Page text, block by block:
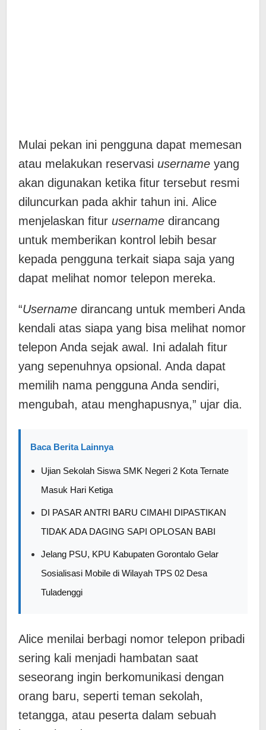
Mulai pekan ini pengguna dapat memesan
atau melakukan reservasi username yang
akan digunakan ketika fitur tersebut resmi
diluncurkan pada akhir tahun ini. Alice
menjelaskan fitur username dirancang
untuk memberikan kontrol lebih besar
kepada pengguna terkait siapa saja yang
dapat melihat nomor telepon mereka.
“Username dirancang untuk memberi Anda
kendali atas siapa yang bisa melihat nomor
telepon Anda sejak awal. Ini adalah fitur
yang sepenuhnya opsional. Anda dapat
memilih nama pengguna Anda sendiri,
mengubah, atau menghapusnya,” ujar dia.
Baca Berita Lainnya
Ujian Sekolah Siswa SMK Negeri 2 Kota Ternate
Masuk Hari Ketiga
DI PASAR ANTRI BARU CIMAHI DIPASTIKAN
TIDAK ADA DAGING SAPI OPLOSAN BABI
Jelang PSU, KPU Kabupaten Gorontalo Gelar
Sosialisasi Mobile di Wilayah TPS 02 Desa
Tuladenggi
Alice menilai berbagi nomor telepon pribadi
sering kali menjadi hambatan saat
seseorang ingin berkomunikasi dengan
orang baru, seperti teman sekolah,
tetangga, atau peserta dalam sebuah